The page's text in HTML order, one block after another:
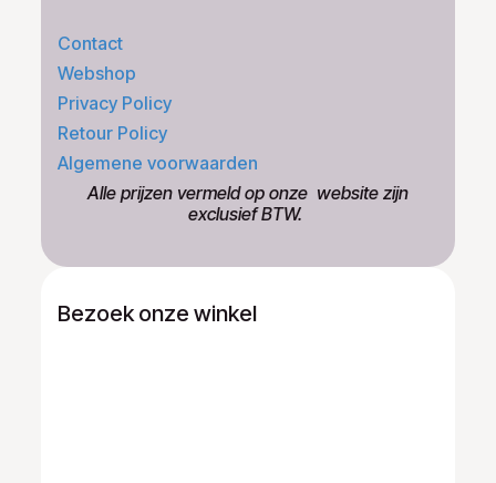
Contact
Webshop
Privacy Policy
Retour Policy
Algemene voorwaarden
​Alle prijzen vermeld op onze ​website zijn
exclusief BTW.
Bezoek onze winkel